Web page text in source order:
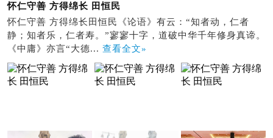
怀仁守善 方得绵长 田恒民
怀仁守善 方得绵长田恒民《论语》有云：“知者动，仁者
静；知者乐，仁者寿。”寥寥十字，道破中华千年修身真谛。
《中庸》亦言“大德... 查看全文»